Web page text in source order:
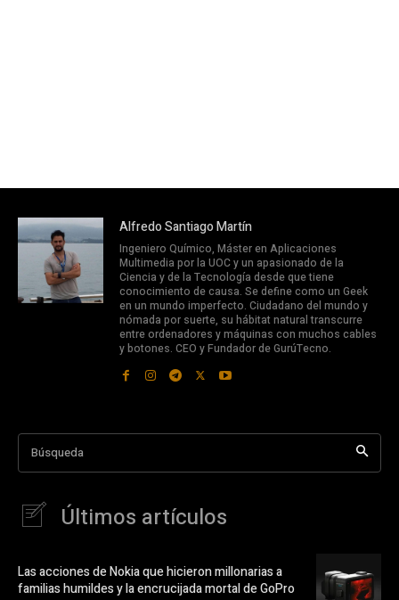
Alfredo Santiago Martín
Ingeniero Químico, Máster en Aplicaciones
Multimedia por la UOC y un apasionado de la
Ciencia y de la Tecnología desde que tiene
conocimiento de causa. Se define como un Geek
en un mundo imperfecto. Ciudadano del mundo y
nómada por suerte, su hábitat natural transcurre
entre ordenadores y máquinas con muchos cables
y botones. CEO y Fundador de GurúTecno.
Búsqueda
Últimos artículos
Las acciones de Nokia que hicieron millonarias a
familias humildes y la encrucijada mortal de GoPro